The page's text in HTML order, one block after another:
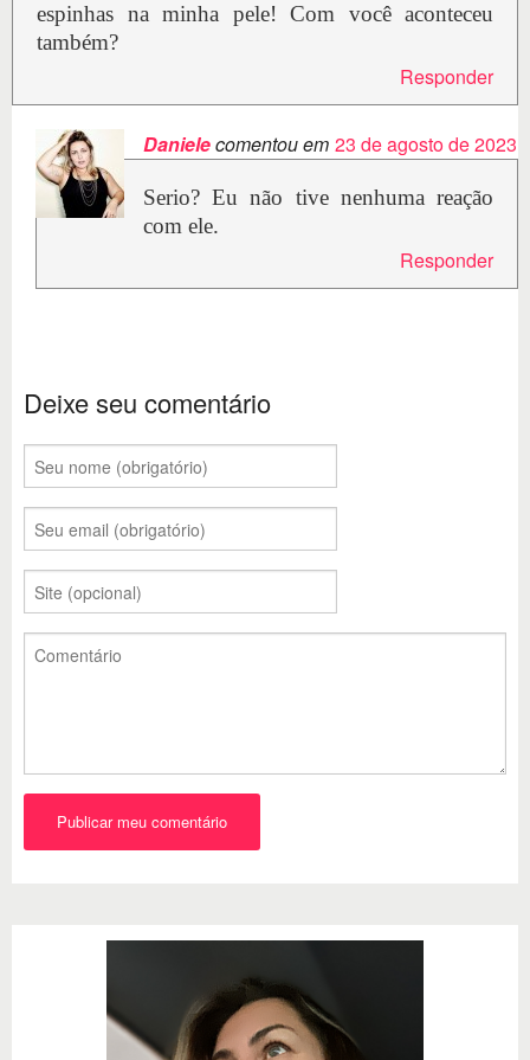
espinhas na minha pele! Com você aconteceu
também?
Responder
Danielecomentou em 23 de agosto de 2023
Serio? Eu não tive nenhuma reação
com ele.
Responder
Deixe seu comentário